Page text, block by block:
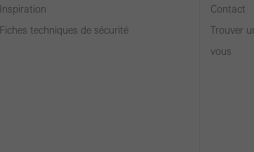
Inspiration
Fiches techniques de sécurité
Contact
Trouver
vous